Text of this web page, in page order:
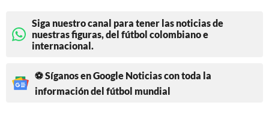
Siga nuestro canal para tener las noticias de
nuestras figuras, del fútbol colombiano e
internacional.
⚽ Síganos en Google Noticias con toda la
información del fútbol mundial